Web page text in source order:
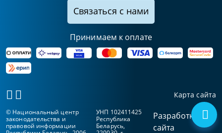
Связаться с нами
Принимаем к оплате
Карта сайта
© Национальный центр
законодательства и
правовой информации
УНП 102411425
Республика
Беларусь,
Разработка
сайта